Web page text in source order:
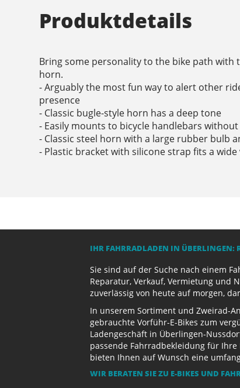
Produktdetails
Bring some personality to the bike path with
horn.
- Arguably the most fun way to alert other
presence
- Classic bugle-style horn has a deep tone
- Easily mounts to bicycle handlebars
- Classic steel horn with a large rubber bulb
- Plastic bracket with silicone strap fits a
IHR FAHRRADLADEN IN ÜBERLINGEN:
Sie sind auf der Suche nach einem
Reparatur, Verkauf, Vermietung und
zuverlässig von heute auf morgen,
In unserem Sortiment und Zweirad-
gebrauchte Vorführ-E-Bikes zum
Ladengeschäft in Überlingen-
passende Fahrradbekleidung für
bieten Ihnen auf Wunsch eine
WIR BERATEN SIE ZU E-BIKES UND